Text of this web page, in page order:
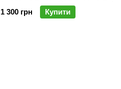
1 300 грн
Купити